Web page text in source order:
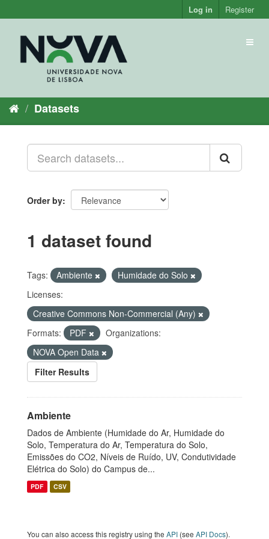
to
Log in Register
Datasets
Order by
1 dataset found
Tags: Ambiente
Humidade do Solo
Licenses:
Creative Commons Non-Commercial (Any)
Formats:
PDF
Organizations:
NOVA Open Data
Filter Results
Ambiente
Dados de Ambiente (Humidade do Ar, Humidade do
Solo, Temperatura do Ar, Temperatura do Solo,
Emissões do CO2, Níveis de Ruído, UV, Condutividade
Elétrica do Solo) do Campus de...
PDF CSV
You can also access this registry using the API (see API Docs).